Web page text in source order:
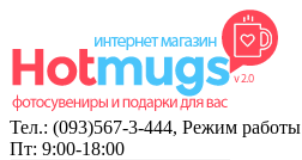
Тел.: (093)567-3-444, Режим работы
Пт: 9:00-18:00